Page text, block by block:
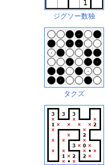
ジグソー数独
タクズ